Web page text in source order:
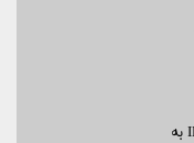
INDUSTRY 4.0 به